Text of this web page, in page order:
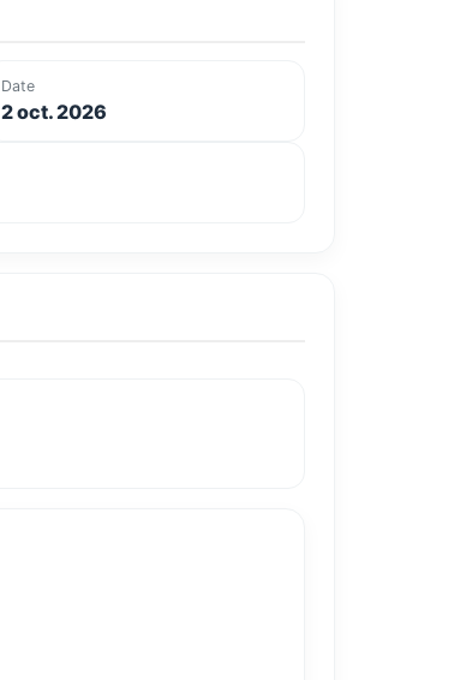
Date
2 oct. 2026